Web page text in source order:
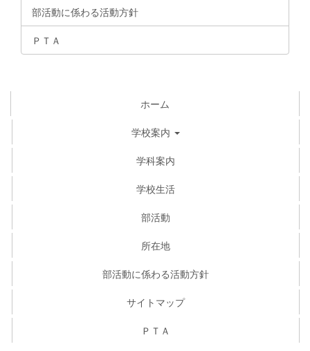
部活動に係わる活動方針
ＰＴＡ
ホーム
学校案内
学科案内
学校生活
部活動
所在地
部活動に係わる活動方針
サイトマップ
ＰＴＡ